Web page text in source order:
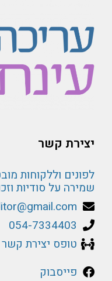
יצירת קשר
לפונים וללקוחות
שמירה על סודיות
054-7334403
טופס יצירת קשר
פייסבוק